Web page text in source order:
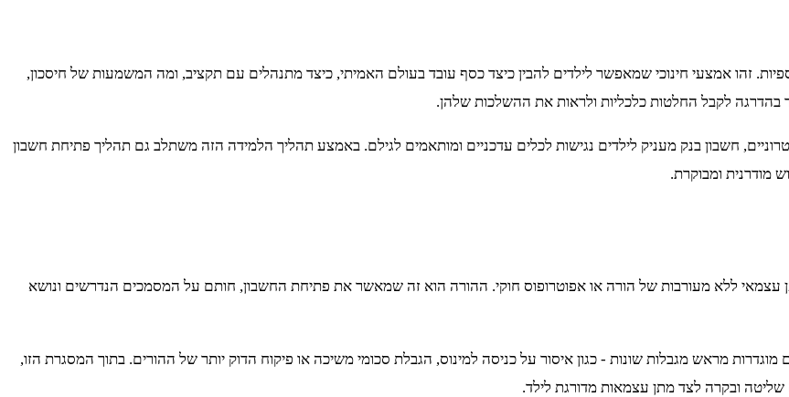
זהו אמצעי חינוכי שמאפשר לילדים להבין כיצד כסף עובד בעולם האמיתי, כיצד מתנהלים עם תקציב, ומה המשמעות של חיסכון,
בהדרגה לקבל החלטות כלכליות ולראות את ההשלכות שלהן.
חשבון בנק מעניק לילדים נגישות לכלים עדכניים ומותאמים לגילם. באמצע תהליך הלמידה הזה משתלב גם תהליך פתיחת חשבון
מודרנית ומבוקרת.
יכול לפתוח חשבון בנק באופן עצמאי ללא מעורבות של הורה או אפוטרופוס חוקי. ההורה הוא זה שמאשר את פתיחת החשבון, חותם על המסמכים הנדרשים ונושא
מראש מגבלות שונות - כגון איסור על כניסה למינוס, הגבלת סכומי משיכה או פיקוח הדוק יותר של ההורים. בתוך המסגרת הזו,
ובקרה לצד מתן עצמאות מדורגת לילד.